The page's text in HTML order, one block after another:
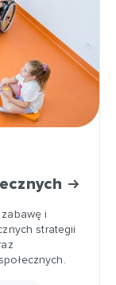
i
strategii